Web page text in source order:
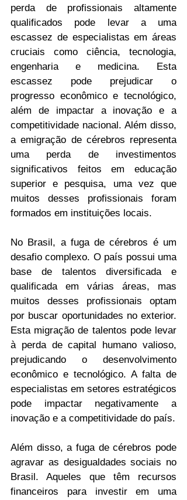
perda de profissionais altamente
qualificados pode levar a uma
escassez de especialistas em áreas
cruciais como ciência, tecnologia,
engenharia e medicina. Esta
escassez pode prejudicar o
progresso econômico e tecnológico,
além de impactar a inovação e a
competitividade nacional. Além disso,
a emigração de cérebros representa
uma perda de investimentos
significativos feitos em educação
superior e pesquisa, uma vez que
muitos desses profissionais foram
formados em instituições locais.
No Brasil, a fuga de cérebros é um
desafio complexo. O país possui uma
base de talentos diversificada e
qualificada em várias áreas, mas
muitos desses profissionais optam
por buscar oportunidades no exterior.
Esta migração de talentos pode levar
à perda de capital humano valioso,
prejudicando o desenvolvimento
econômico e tecnológico. A falta de
especialistas em setores estratégicos
pode impactar negativamente a
inovação e a competitividade do país.
Além disso, a fuga de cérebros pode
agravar as desigualdades sociais no
Brasil. Aqueles que têm recursos
financeiros para investir em uma